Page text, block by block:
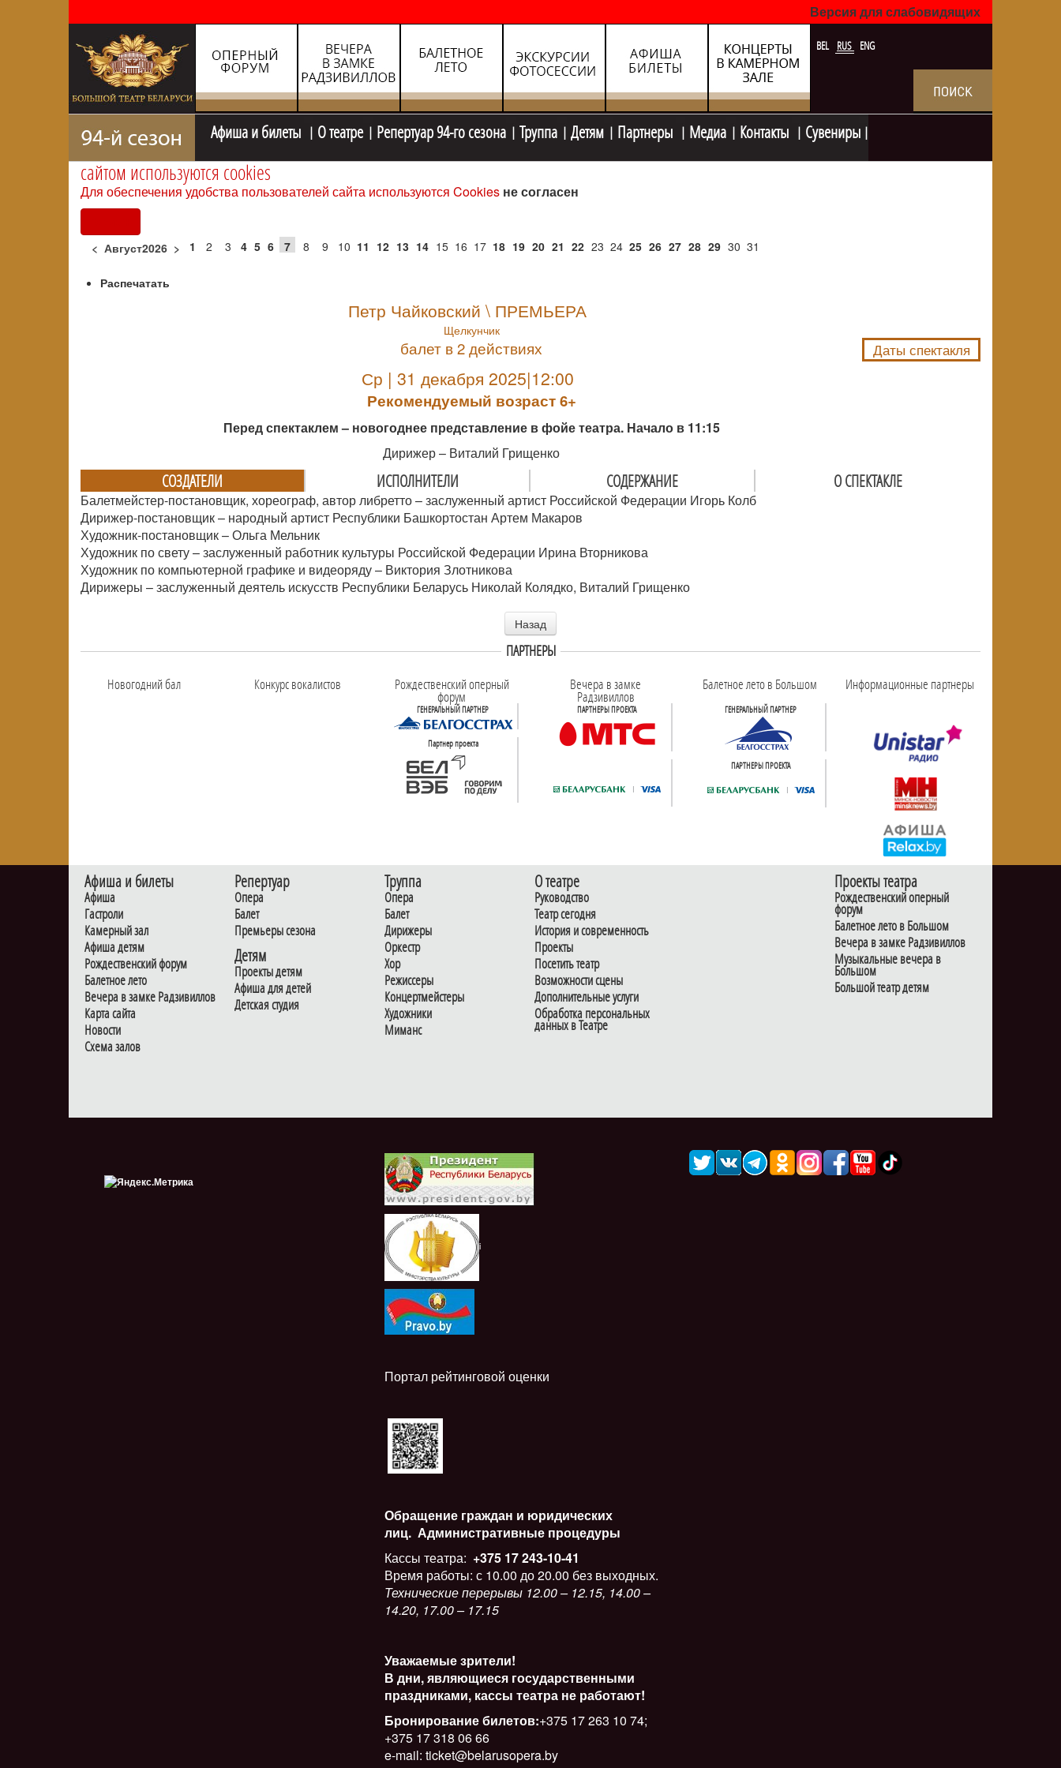
Версия для слабовидящих
BEL RUS ENG
Афиша и билеты О театре Репертуар 94-го сезона Труппа Детям Партнеры Медиа Контакты Сувениры
сайтом используются cookies
Для обеспечения удобства пользователей сайта используются Cookies не согласен
< Август2026 > 1 2 3 4 5 6 7 8 9 10 11 12 13 14 15 16 17 18 19 20 21 22 23 24 25 26 27 28 29 30 31
Распечатать
Петр Чайковский \ ПРЕМЬЕРА
Щелкунчик
балет в 2 действиях
Ср | 31 декабря 2025|12:00
Рекомендуемый возраст 6+
Перед спектаклем – новогоднее представление в фойе театра. Начало в 11:15
Дирижер – Виталий Грищенко
Даты спектакля
СОЗДАТЕЛИ ИСПОЛНИТЕЛИ СОДЕРЖАНИЕ О СПЕКТАКЛЕ
Балетмейстер-постановщик, хореограф, автор либретто – заслуженный артист Российской Федерации Игорь Колб
Дирижер-постановщик – народный артист Республики Башкортостан Артем Макаров
Художник-постановщик – Ольга Мельник
Художник по свету – заслуженный работник культуры Российской Федерации Ирина Вторникова
Художник по компьютерной графике и видеоряду – Виктория Злотникова
Дирижеры – заслуженный деятель искусств Республики Беларусь Николай Колядко, Виталий Грищенко
Назад
ПАРТНЕРЫ
Новогодний бал
Конкурс вокалистов Рождественский оперный
форум
ГЕНЕРАЛЬНЫЙ ПАРТНЕР
Партнер проекта
Вечера в замке
Радзивиллов
ПАРТНЕРЫ ПРОЕКТА
Балетное лето в Большом
ГЕНЕРАЛЬНЫЙ ПАРТНЕР
ПАРТНЕРЫ ПРОЕКТА
Информационные партнеры
Афиша и билеты
Афиша
Гастроли
Камерный зал
Афиша детям
Рождественский форум
Балетное лето
Вечера в замке Радзивиллов
Карта сайта
Новости
Схема залов
Репертуар
Опера
Балет
Премьеры сезона
Детям
Проекты детям
Афиша для детей
Детская студия
Труппа
Опера
Балет
Дирижеры
Оркестр
Хор
Режиссеры
Концертмейстеры
Художники
Миманс
О театре
Руководство
Театр сегодня
История и современность
Проекты
Посетить театр
Возможности сцены
Дополнительные услуги
Обработка персональных
данных в Театре
Проекты театра
Рождественский оперный
форум
Балетное лето в Большом
Вечера в замке Радзивиллов
Музыкальные вечера в
Большом
Большой театр детям
i
Портал рейтинговой оценки
Обращение граждан и юридических
лиц. Административные процедуры
Кассы театра: +375 17 243-10-41
Время работы: с 10.00 до 20.00 без выходных.
Технические перерывы 12.00 – 12.15, 14.00 –
14.20, 17.00 – 17.15
Уважаемые зрители!
В дни, являющиеся государственными
праздниками, кассы театра не работают!
Бронирование билетов:+375 17 263 10 74;
+375 17 318 06 66
e-mail: ticket@belarusopera.by